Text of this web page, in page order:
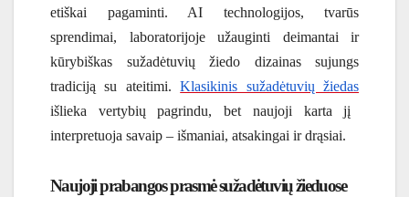
etiškai pagaminti. AI technologijos, tvarūs
sprendimai, laboratorijoje užauginti deimantai ir
kūrybiškas sužadėtuvių žiedo dizainas sujungs
tradiciją su ateitimi.Klasikinis sužadėtuvių žiedas
išlieka vertybių pagrindu, bet naujoji karta jį
interpretuoja savaip – išmaniai, atsakingai ir drąsiai.
Naujoji prabangos prasmė sužadėtuvių žieduose